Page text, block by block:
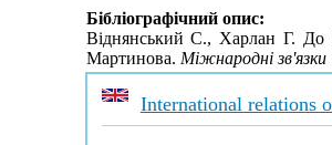
Бібліографічний опис:
Віднянський С., Харлан Г. До
Мартинова. Міжнародні зв'язки
International relations